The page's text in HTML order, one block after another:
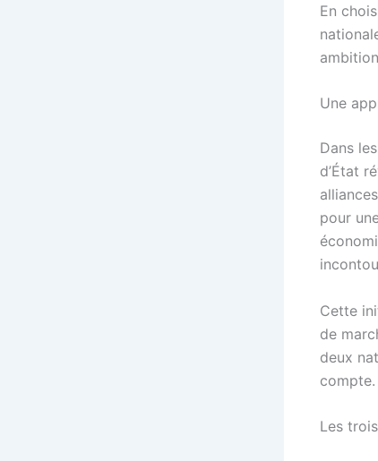
En
Une
Dans
d’État
pour
Cette
de
deux
compte.
Les